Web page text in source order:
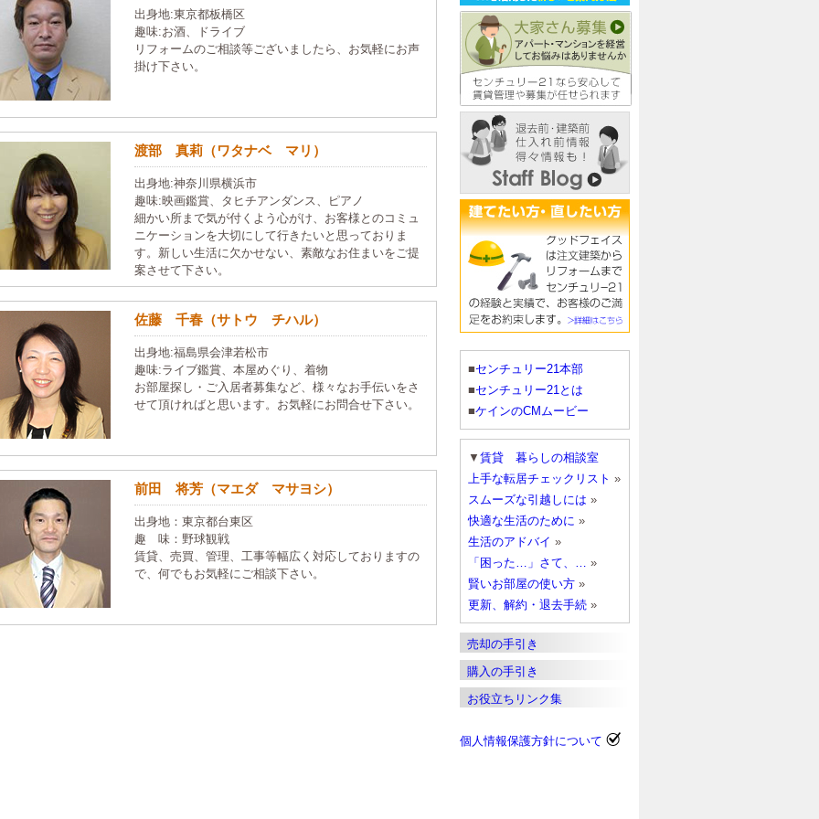
■センチュリー21本部
■センチュリー21とは
■ケインのCMムービー
▼ 賃貸 暮らしの相談室
上手な転居チェックリスト »
スムーズな引越しには »
快適な生活のために »
生活のアドバイ »
「困った…」さて、… »
賢いお部屋の使い方 »
更新、解約・退去手続 »
売却の手引き
購入の手引き
お役立ちリンク集
個人情報保護方針について
出身地:東京都板橋区
趣味:お酒、ドライブ
リフォームのご相談等ございましたら、お気軽にお声
掛け下さい。
渡部 真莉（ワタナベ マリ）
出身地:神奈川県横浜市
趣味:映画鑑賞、タヒチアンダンス、ピアノ
細かい所まで気が付くよう心がけ、お客様とのコミュ
ニケーションを大切にして行きたいと思っておりま
す。新しい生活に欠かせない、素敵なお住まいをご提
案させて下さい。
佐藤 千春（サトウ チハル）
出身地:福島県会津若松市
趣味:ライブ鑑賞、本屋めぐり、着物
お部屋探し・ご入居者募集など、様々なお手伝いをさ
せて頂ければと思います。お気軽にお問合せ下さい。
前田 将芳（マエダ マサヨシ）
出身地：東京都台東区
趣 味：野球観戦
賃貸、売買、管理、工事等幅広く対応しておりますの
で、何でもお気軽にご相談下さい。